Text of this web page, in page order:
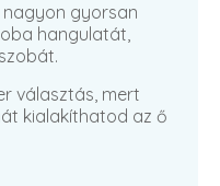
gyorsan
hangulatát,
választás, mert
kialakíthatod az ő